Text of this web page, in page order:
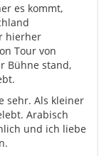
es kommt,
hierher
Tour von
Bühne stand,
sehr. Als kleiner
Arabisch
und ich liebe